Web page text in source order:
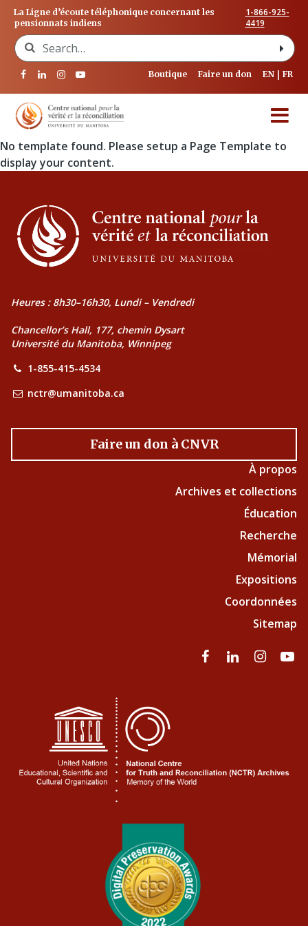
La Ligne d’écoute téléphonique concernant les
pensionnats indiens
1-866-925-
4419
Search for:
Boutique Faire un don EN FR
No template found. Please setup a Page Template to
display your content.
Heures : 8h30–16h30, Lundi – Vendredi
Chancellor’s Hall, 177, chemin Dysart
Université du Manitoba, Winnipeg
1-855-415-4534
nctr@umanitoba.ca
Faire un don à CNVR
À propos
Archives et collections
Éducation
Recherche
Mémorial
Expositions
Coordonnées
Sitemap